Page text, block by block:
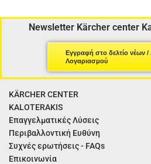
Newsletter Kärcher center
Εγγραφή στο δελτίο νέων /
Λογαριασμού
KÄRCHER CENTER
KALOTERAKIS
Επαγγελματικές Λύσεις
Περιβαλλοντική Ευθύνη
Συχνές ερωτήσεις - FAQs
Επικοινωνία